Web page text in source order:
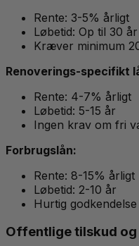
Rente: 3-5% årligt
Løbetid: Op til 30 år
Kræver minimum
Renoverings-specifikt
Rente: 4-7% årligt
Løbetid: 5-15 år
Ingen krav om fri
Forbrugslån:
Rente: 8-15% årligt
Løbetid: 2-10 år
Hurtig godkendelse
Offentlige tilskud